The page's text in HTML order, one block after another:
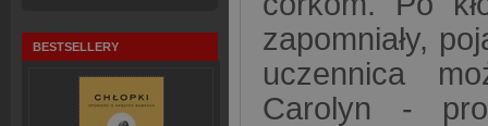
BESTSELLERY
zapomniały,
uczennica
Carolyn -